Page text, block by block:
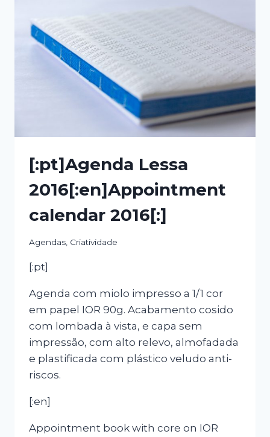
[:pt]Agenda Lessa
2016[:en]Appointment
calendar 2016[:]
Agendas Criatividade
[:pt]
Agenda com miolo impresso a 1/1 cor
em papel IOR 90g. Acabamento cosido
com lombada à vista, e capa sem
impressão, com alto relevo, almofadada
e plastificada com plástico veludo anti-
riscos.
[:en]
Appointment book with core on IOR